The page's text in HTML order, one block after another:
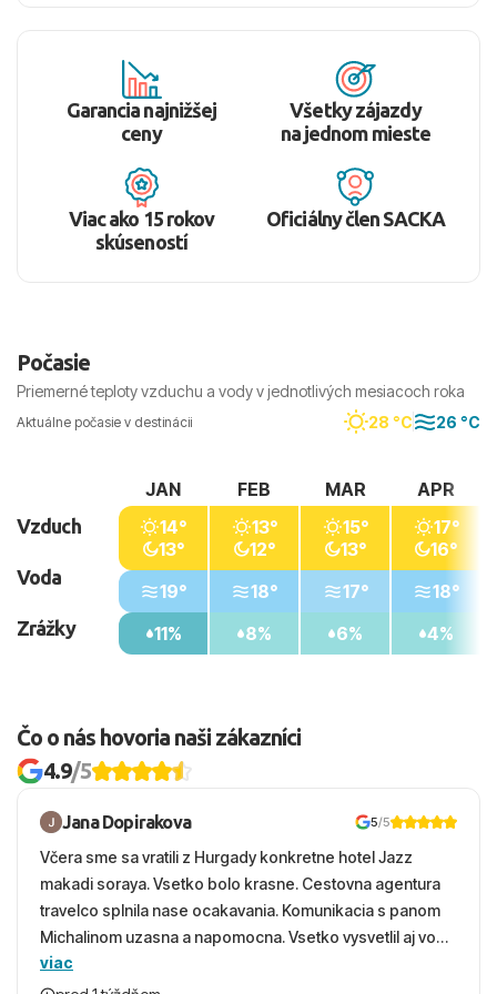
Garancia najnižšej
ceny
Všetky zájazdy
na jednom mieste
Viac ako 15 rokov
skúseností
Oficiálny člen SACKA
Počasie
Priemerné teploty vzduchu a vody v jednotlivých mesiacoch roka
Aktuálne počasie v destinácii 28 °C 26 °C
Vzduch
Voda
Zrážky
JAN
14°
13°
19°
11%
FEB
13°
12°
18°
8%
MAR
15°
13°
17°
6%
APR
17°
16°
18°
4%
Čo o nás hovoria naši zákazníci
4.9/5
Jana Dopirakova 5/5
Včera sme sa vratili z Hurgady konkretne hotel Jazz
makadi soraya. Vsetko bolo krasne. Cestovna agentura
travelco splnila nase ocakavania. Komunikacia s panom
Michalinom uzasna a napomocna. Vsetko vysvetlil aj vo
vecernych hodinach zaco sa ospravedlnujem. Hotel
krasny, cisty. Sluzby top. Strava, prostredie, more,
viac